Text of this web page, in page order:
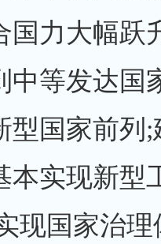
国力大幅跃
中等发达国
型国家前列
本实现新型
现国家治